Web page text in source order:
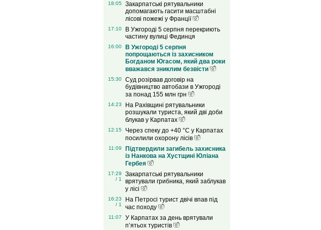
18:05
Закарпатські рятувальники
допомагають гасити масштабні
лісові пожежі у Франції
17:10
В Ужгороді 5 серпня перекриють
частину вулиці Фединця
16:00
В Ужгороді 5 серпня
попрощаються із захисником
Богданом Югасом, який два роки
вважався зниклим безвісти
15:30
Суд розірвав договір на
будівництво автобази в Ужгороді
за понад 155 млн грн
14:23
На Рахівщині рятувальники
розшукали туриста, який дві доби
блукав у Карпатах
12:15
Через спеку до +40 °C у Карпатах
посилили охорону лісів
11:09
Підтвердили загибель захисника
із Нанкова на Хустщині Юліана
Гербея
17:29
/ 1
Закарпатські рятувальники
врятували грибника, який заблукав
у лісі
16:23
/ 1
На Петросі турист двічі впав під
час походу
11:07
У Карпатах за день врятували
п’ятьох туристів